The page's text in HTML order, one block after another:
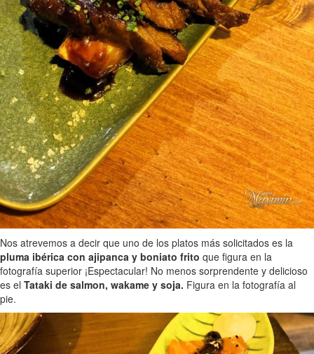
Nos atrevemos a decir que uno de los platos más solicitados es la
pluma ibérica con ajipanca y boniato frito que figura en la
fotografía superior ¡Espectacular! No menos sorprendente y delicioso
es el Tataki de salmon, wakame y soja. Figura en la fotografía al
pie.